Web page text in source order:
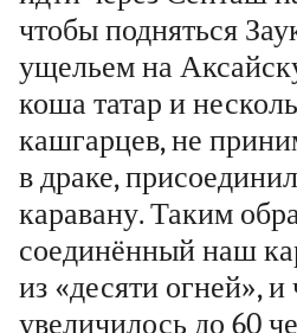
чтобы подняться
ущельем на
коша татар и
кашгарцев, не
в драке,
каравану. Таким
соединённый наш
из «десяти огней»,
увеличилось до 60